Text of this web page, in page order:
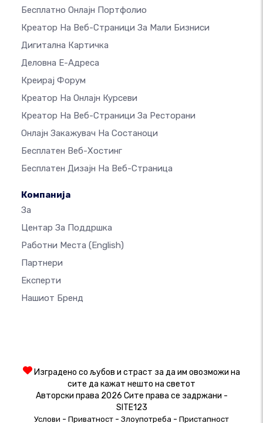
Бесплатно Онлајн Портфолио
Креатор На Веб-Страници За Мали Бизниси
Дигитална Картичка
Деловна Е-Адреса
Креирај Форум
Креатор На Онлајн Курсеви
Креатор На Веб-Страници За Ресторани
Онлајн Закажувач На Состаноци
Бесплатен Веб-Хостинг
Бесплатен Дизајн На Веб-Страница
Компанија
За
Центар За Поддршка
Работни Места (English)
Партнери
Експерти
Нашиот Бренд
Изградено со љубов и страст за да им овозможи на
сите да кажат нешто на светот
Авторски права 2026 Сите права се задржани -
SITE123
Услови - Приватност - Злоупотреба - Пристапност